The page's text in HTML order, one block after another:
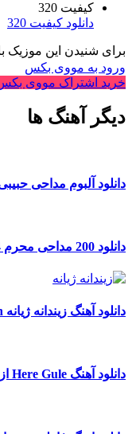
کیفیت 320
دانلود کیفیت 320
برای شنیدن این موزیک
ورود به مووی بکس
خرید اشتراک مووی
دیگر آهنگ ها
دانلود آلبوم مداحی
دانلود 200 مداحی محرم 1404 ازسایت مووی بکس
دانلود آهنگ زیندانه ژیانه Paix – Zindan u Jiyan
دانلود آهنگ Here Gule از Asell | کرمانجی هر گوله با صدای زن